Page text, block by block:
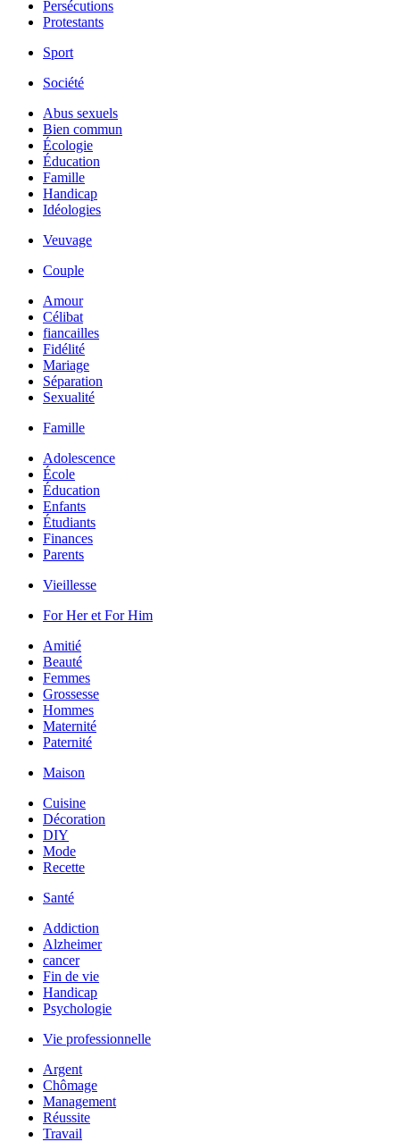
Persécutions
Protestants
Sport
Société
Abus sexuels
Bien commun
Écologie
Éducation
Famille
Handicap
Idéologies
Veuvage
Couple
Amour
Célibat
fiancailles
Fidélité
Mariage
Séparation
Sexualité
Famille
Adolescence
École
Éducation
Enfants
Étudiants
Finances
Parents
Vieillesse
For Her et For Him
Amitié
Beauté
Femmes
Grossesse
Hommes
Maternité
Paternité
Maison
Cuisine
Décoration
DIY
Mode
Recette
Santé
Addiction
Alzheimer
cancer
Fin de vie
Handicap
Psychologie
Vie professionnelle
Argent
Chômage
Management
Réussite
Travail